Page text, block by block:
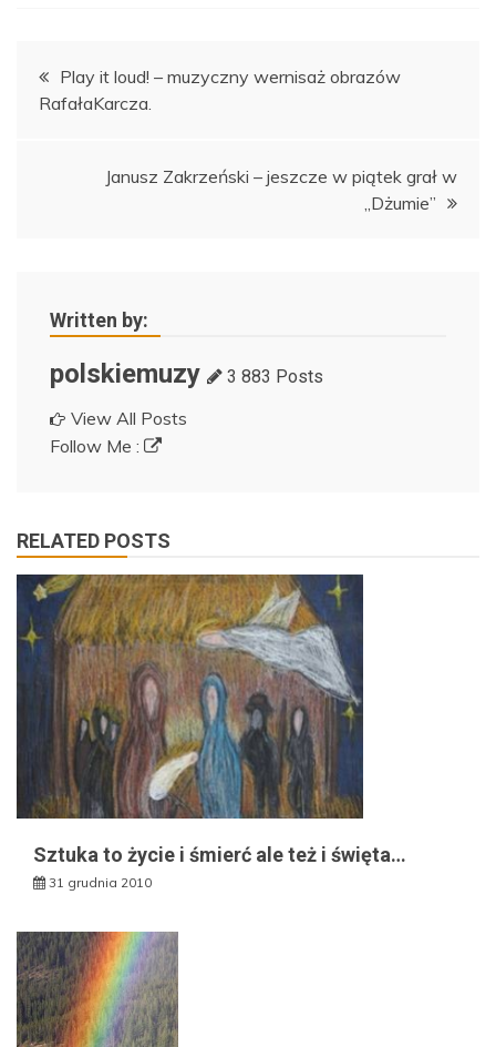
Nawigacja
wpisu
Play it loud! – muzyczny wernisaż obrazów
RafałaKarcza.
Janusz Zakrzeński – jeszcze w piątek grał w
„Dżumie”
Written by:
polskiemuzy 3 883 Posts
View All Posts
Follow Me :
RELATED POSTS
Sztuka to życie i śmierć ale też i święta…
31 grudnia 2010